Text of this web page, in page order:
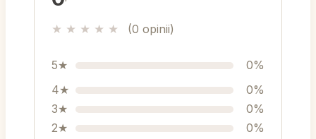
★ ★ ★ ★ ★ (0 opinii)
5★
0%
4★
0%
3★
0%
2★
0%